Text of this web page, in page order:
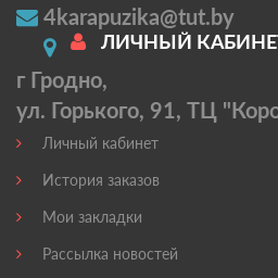
4karapuzika@tut.by
г Гродно,
ул. Горького, 91, ТЦ
ЛИЧНЫЙ
Личный кабинет
История заказов
Мои закладки
Рассылка новостей